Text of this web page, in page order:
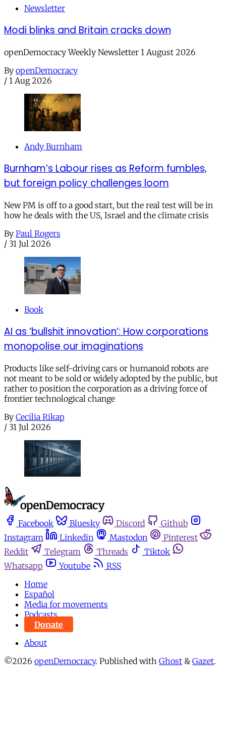
Newsletter
Modi blinks and Britain cracks down
openDemocracy Weekly Newsletter 1 August 2026
By openDemocracy
/ 1 Aug 2026
Andy Burnham
Burnham’s Labour rises as Reform fumbles,
but foreign policy challenges loom
New PM is off to a good start, but the real test will be in
how he deals with the US, Israel and the climate crisis
By Paul Rogers
/ 31 Jul 2026
Book
AI as ‘bullshit innovation’: How corporations
monopolise our imaginations
Products like self-driving cars or humanoid robots are
not meant to be sold or widely adopted by the public, but
rather to position the corporation as a driving force of
frontier technological change
By Cecilia Rikap
/ 31 Jul 2026
Facebook Bluesky Discord
Github
Instagram
Linkedin Mastodon
Pinterest
Reddit
Telegram Threads
Tiktok
Whatsapp
Youtube
RSS
Home
Español
Media for movements
Podcasts
Donate
About
©2026 openDemocracy. Published with Ghost & Gazet.